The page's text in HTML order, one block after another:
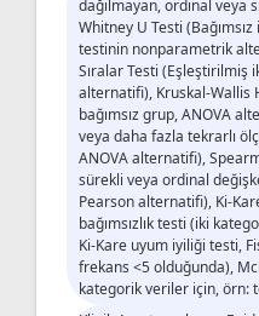
dağılmayan, ordinal veya
Whitney U Testi
testinin nonparametrik
Sıralar Testi (Eşleştirilmiş
alternatifi), Kruskal-Wallis
bağımsız grup, ANOVA
veya daha fazla tekrarlı
ANOVA alternatifi),
sürekli veya ordinal
Pearson alternatifi), Ki-
bağımsızlık testi (iki
Ki-Kare uyum iyiliği testi,
frekans <5 olduğunda),
kategorik veriler için, örn: